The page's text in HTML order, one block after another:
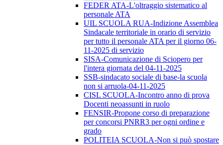
FEDER ATA-L'oltraggio sistematico al
personale ATA
UIL SCUOLA RUA-Indizione Assemblea
Sindacale territoriale in orario di servizio
per tutto il personale ATA per il giorno 06-
11-2025 di servizio
SISA-Comunicazione di Sciopero per
l'intera giornata del 04-11-2025
SSB-sindacato sociale di base-la scuola
non si arruola-04-11-2025
CISL SCUOLA-Incontro anno di prova
Docenti neoassunti in ruolo
FENSIR-Propone corso di preparazione
per concorsi PNRR3 per ogni ordine e
grado
POLITEIA SCUOLA-Non si può spostare